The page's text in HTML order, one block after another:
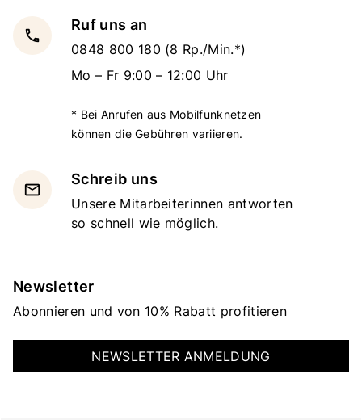
local_phone
Ruf uns an
0848 800 180 (8 Rp./Min.*)
Mo – Fr 9:00 – 12:00 Uhr
* Bei Anrufen aus Mobilfunknetzen
können die Gebühren variieren.
email
Schreib uns
Unsere Mitarbeiterinnen antworten
so schnell wie möglich.
Newsletter
Abonnieren und von 10% Rabatt profitieren
NEWSLETTER ANMELDUNG